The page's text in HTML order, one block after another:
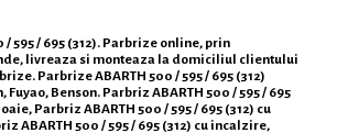
/ 595 / 695 (312). Parbrize online, prin
livreaza si monteaza la domiciliul clientului
Parbrize ABARTH 500 / 595 / 695 (312)
Benson. Parbriz ABARTH 500 / 595 / 695
Parbriz ABARTH 500 / 595 / 695 (312) cu
ABARTH 500 / 595 / 695 (312) cu incalzire,